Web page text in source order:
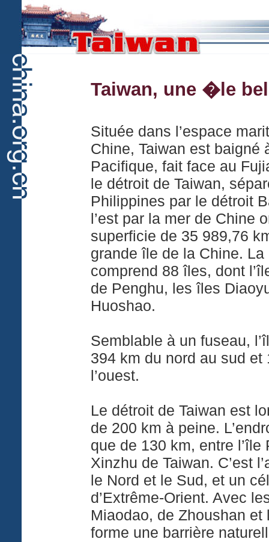
Taiwan, une �le
Située dans l’espace
Chine, Taiwan est baigné
Pacifique, fait face au
le détroit de Taiwan,
Philippines par le détroit
l’est par la mer de Chine
superficie de 35 989,76
grande île de la Chine.
comprend 88 îles, dont
de Penghu, les îles
Huoshao.
Semblable à un fuseau,
394 km du nord au sud et
l’ouest.
Le détroit de Taiwan est
de 200 km à peine.
que de 130 km, entre
Xinzhu de Taiwan. C’est
le Nord et le Sud, et un
d’Extrême-Orient. Avec
Miaodao, de Zhoushan et
forme une barrière